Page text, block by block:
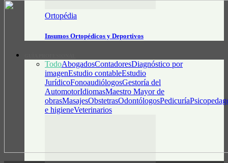
Ortopédia
Insumos Ortopédicos y Deportivos
TodoAbogadosContadoresDiagnóstico por
imagenEstudio contableEstudio
JurídicoFonoaudiólogosGestoría del
AutomotorIdiomasMaestro Mayor de
obrasMasajesObstetrasOdontólogosPedicuría
e higieneVeterinarios